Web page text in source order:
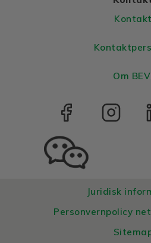
Kontakt
Om
Juridisk
Personvernpolicy